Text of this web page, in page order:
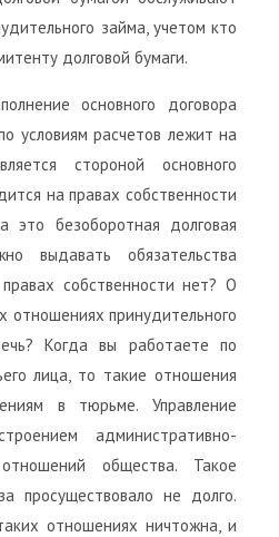
займа, учетом кто
долговой бумаги.
основного договора
условиям расчетов лежит на
стороной основного
на правах собственности
это безоборотная долговая
выдавать обязательства
собственности нет? О
отношениях принудительного
Когда вы работаете по
лица, то такие отношения
в тюрьме. Управление
административно-
общества. Такое
просуществовало не долго.
отношениях ничтожна, и